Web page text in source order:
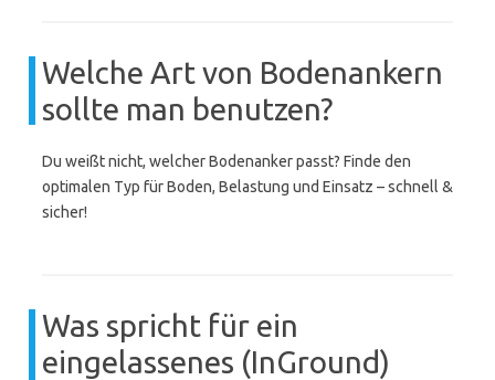
Welche Art von Bodenankern
sollte man benutzen?
Du weißt nicht, welcher Bodenanker passt? Finde den
optimalen Typ für Boden, Belastung und Einsatz – schnell &
sicher!
Was spricht für ein
eingelassenes (InGround)